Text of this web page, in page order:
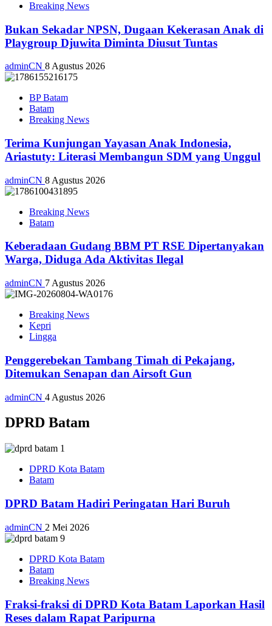
Breaking News
Bukan Sekadar NPSN, Dugaan Kekerasan Anak di
Playgroup Djuwita Diminta Diusut Tuntas
adminCN 8 Agustus 2026
BP Batam
Batam
Breaking News
Terima Kunjungan Yayasan Anak Indonesia,
Ariastuty: Literasi Membangun SDM yang Unggul
adminCN 8 Agustus 2026
Breaking News
Batam
Keberadaan Gudang BBM PT RSE Dipertanyakan
Warga, Diduga Ada Aktivitas Ilegal
adminCN 7 Agustus 2026
Breaking News
Kepri
Lingga
Penggerebekan Tambang Timah di Pekajang,
Ditemukan Senapan dan Airsoft Gun
adminCN 4 Agustus 2026
DPRD Batam
DPRD Kota Batam
Batam
DPRD Batam Hadiri Peringatan Hari Buruh
adminCN 2 Mei 2026
DPRD Kota Batam
Batam
Breaking News
Fraksi-fraksi di DPRD Kota Batam Laporkan Hasil
Reses dalam Rapat Paripurna